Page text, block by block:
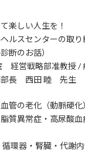
楽しい人生を！
スセンターの取り
断のお話）
経営戦略部准教授 /
部長 西田 睦 先生
管の老化（動脈硬
質異常症・高尿酸
環器・腎臓・代謝